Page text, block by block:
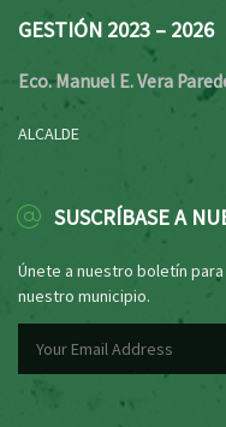
GESTIÓN 2023 – 2026
Eco. Manuel E. Vera
ALCALDE
SUSCRÍBASE A
Únete a nuestro boletín
nuestro municipio.